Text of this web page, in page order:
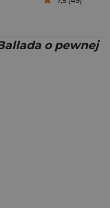
o pewnej